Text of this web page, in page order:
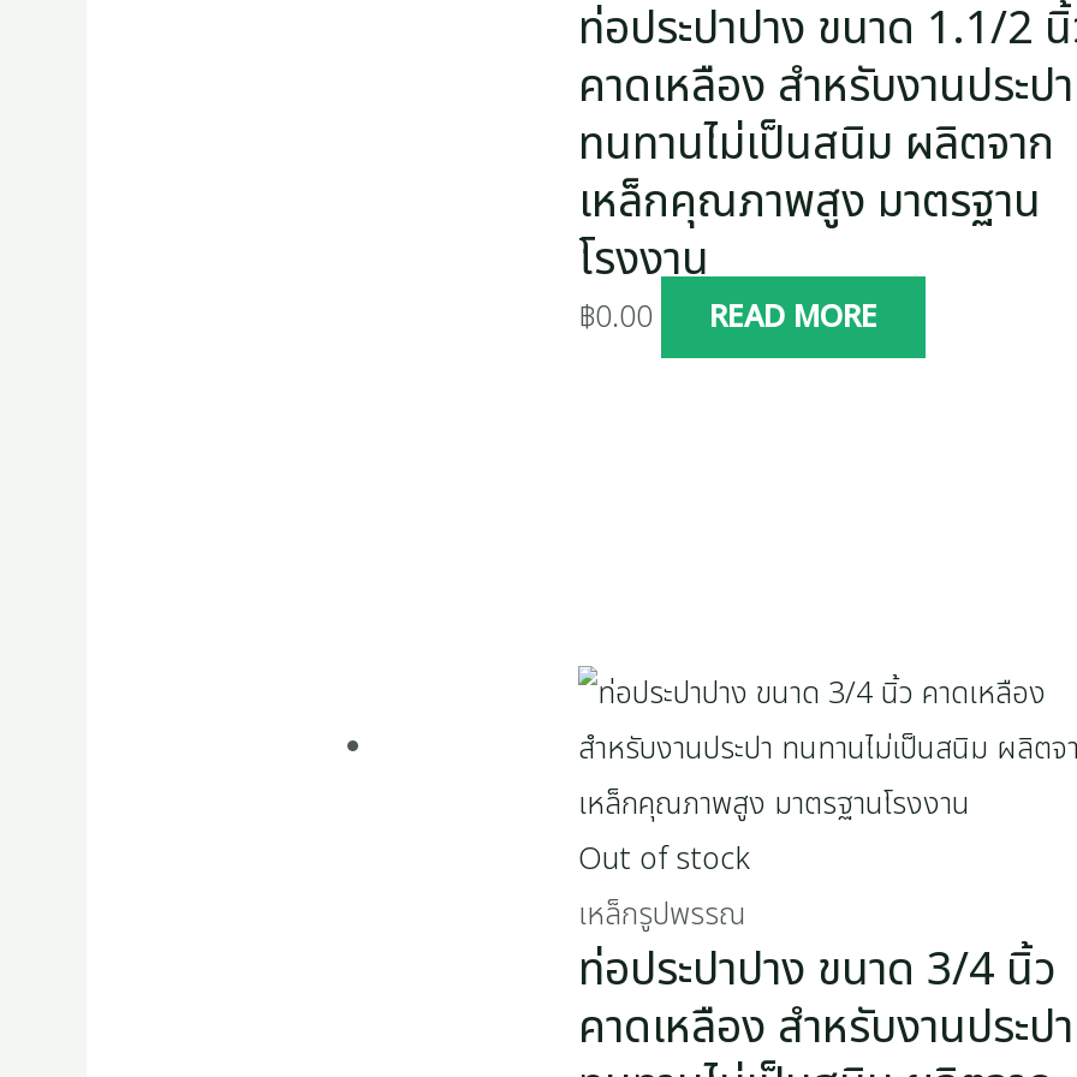
ท่อประปาปาง ขนาด 1.1/2
คาดเหลือง สำหรับงานประปา
ทนทานไม่เป็นสนิม ผลิตจาก
เหล็กคุณภาพสูง มาตรฐาน
โรงงาน
฿0.00 READ MORE
Out of stock
เหล็กรูปพรรณ
ท่อประปาปาง ขนาด 3/4 นิ้ว
คาดเหลือง สำหรับงานประปา